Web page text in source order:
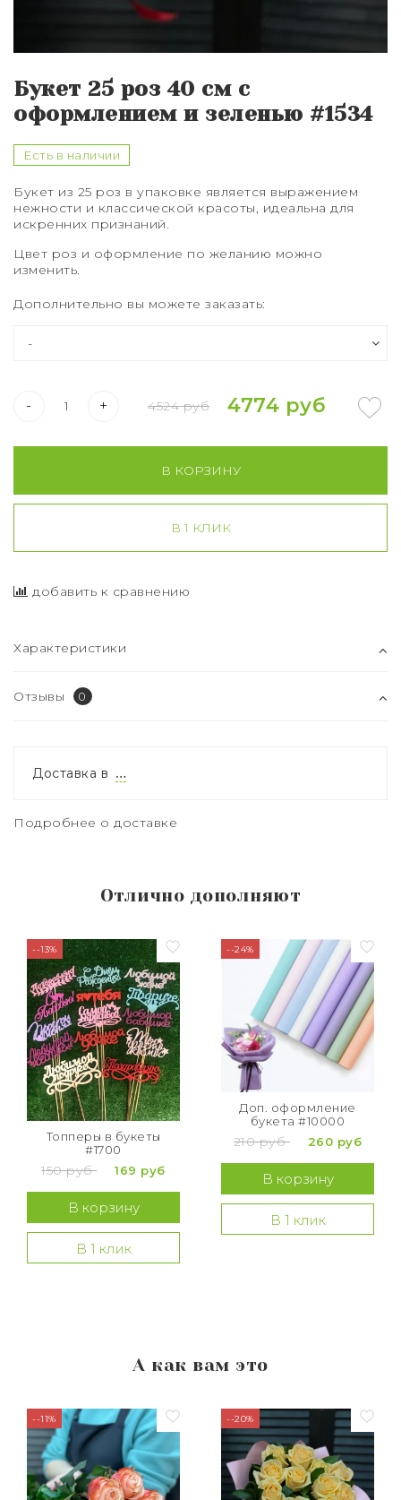
Букет 25 роз 40 см с
оформлением и зеленью #1534
Есть в наличии
Букет из 25 роз в упаковке является выражением
нежности и классической красоты, идеальна для
искренних признаний.
Цвет роз и оформление по желанию можно
изменить.
Дополнительно вы можете заказать:
- + 4524 руб 4774 руб
В КОРЗИНУ
В 1 КЛИК
добавить к сравнению
Характеристики
Отзывы 0
Доставка в …
Подробнее о доставке
Отлично дополняют
--13%
Топперы в букеты
#1700
150 руб 169 руб
В корзину
В 1 клик
--24%
Доп. оформление
букета #10000
210 руб 260 руб
В корзину
В 1 клик
А как вам это
--11% --20%
Букет из 151 розы
Букет из 201 розы
Букет из 301 розы
Розы XXL